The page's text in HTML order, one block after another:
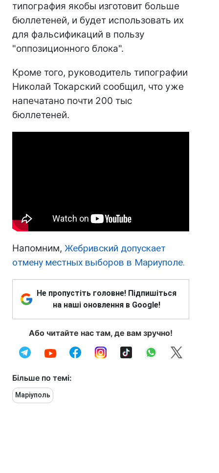
типография якобы изготовит больше
бюллетеней, и будет использовать их
для фальсификаций в пользу
"оппозиционного блока".
Кроме того, руководитель типографии
Николай Токарский сообщил, что уже
напечатано почти 200 тыс
бюллетеней.
Напомним, Жебривский допускает
отмену местных выборов в Мариуполе.
Не пропустіть головне! Підпишіться
на наші оновлення в Google!
Або читайте нас там, де вам зручно!
Більше по темі:
Маріуполь